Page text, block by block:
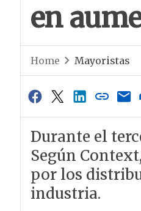
en
Home Mayoristas
Durante el
Según
por los
industria.